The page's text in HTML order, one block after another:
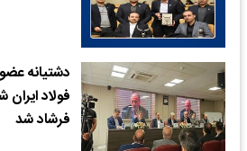
دشتیانه
فولاد
فرشاد شد